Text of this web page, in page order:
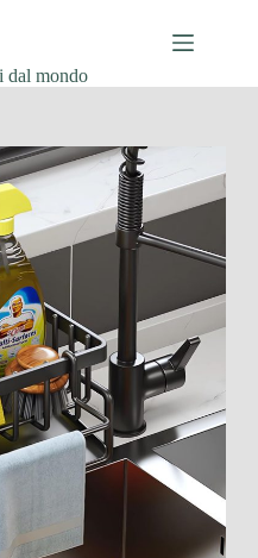
dal mondo